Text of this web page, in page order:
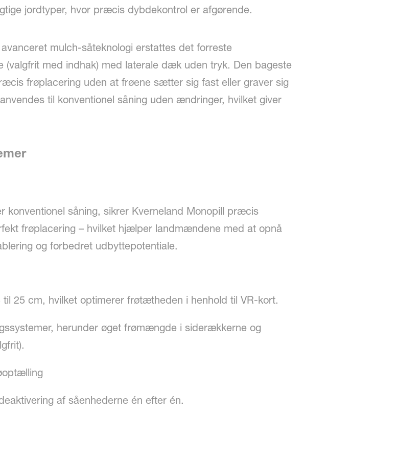
jordtyper, hvor præcis dybdekontrol er afgørende.
avanceret mulch-såteknologi erstattes det forreste
med indhak) med laterale dæk uden tryk. Den bageste
frøplacering uden at frøene sætter sig fast eller graver sig
til konventionel såning uden ændringer, hvilket giver
konventionel såning, sikrer Kverneland Monopill præcis
frøplacering – hvilket hjælper landmændene med at opnå
og forbedret udbyttepotentiale.
25 cm, hvilket optimerer frøtætheden i henhold til VR-kort.
herunder øget frømængde i siderækkerne og
af såenhederne én efter én.